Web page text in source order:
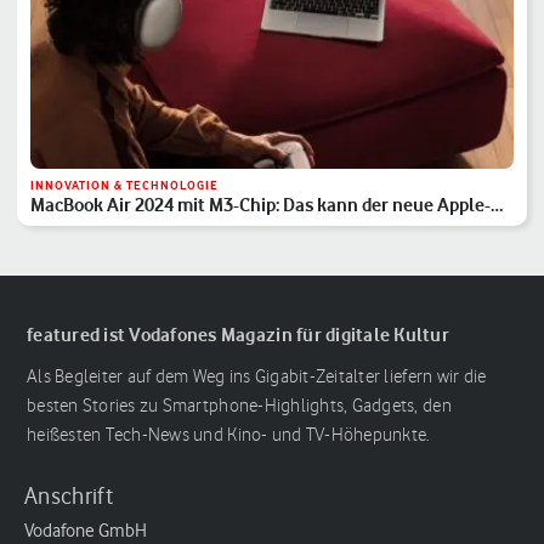
INNOVATION & TECHNOLOGIE
MacBook Air 2024 mit M3-Chip: Das kann der neue Apple-
Laptop
featured ist Vodafones Magazin für digitale Kultur
Als Begleiter auf dem Weg ins Gigabit-Zeitalter liefern wir die
besten Stories zu Smartphone-Highlights, Gadgets, den
heißesten Tech-News und Kino- und TV-Höhepunkte.
Anschrift
Vodafone GmbH